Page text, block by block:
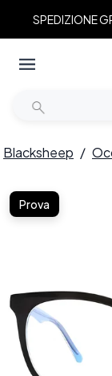
SPEDIZIONE
Blacksheep /
Prova